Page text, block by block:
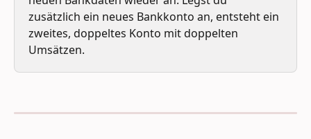
zusätzlich ein neues Bankkonto an, entsteht ein
zweites, doppeltes Konto mit doppelten
Umsätzen.